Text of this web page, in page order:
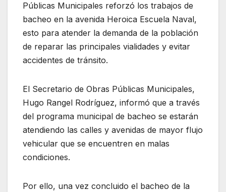
Públicas Municipales reforzó los trabajos de
bacheo en la avenida Heroica Escuela Naval,
esto para atender la demanda de la población
de reparar las principales vialidades y evitar
accidentes de tránsito.
El Secretario de Obras Públicas Municipales,
Hugo Rangel Rodríguez, informó que a través
del programa municipal de bacheo se estarán
atendiendo las calles y avenidas de mayor flujo
vehicular que se encuentren en malas
condiciones.
Por ello, una vez concluido el bacheo de la